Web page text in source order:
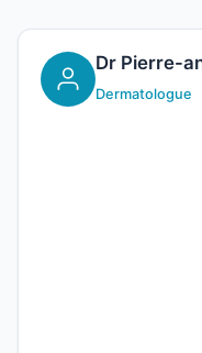
Dr Pierre-
Dermatologue